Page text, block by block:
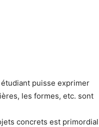
puisse exprimer
les formes, etc. sont
concrets est primordial